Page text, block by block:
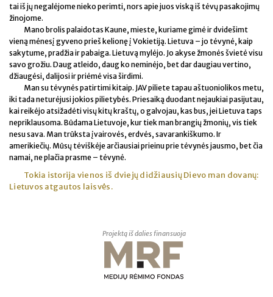
tai iš jų negalėjome nieko perimti, nors apie juos viską iš tėvų pasakojimų
žinojome.
Mano brolis palaidotas Kaune, mieste, kuriame gimė ir dvidešimt
vieną mėnesį gyveno prieš kelionę į Vokietiją. Lietuva – jo tėvynė, kaip
sakytume, pradžia ir pabaiga. Lietuvą mylėjo. Jo akyse žmonės švietė visu
savo grožiu. Daug atleido, daug ko neminėjo, bet dar daugiau vertino,
džiaugėsi, dalijosi ir priėmė visa širdimi.
Man su tėvynės patirtimi kitaip. JAV piliete tapau aštuoniolikos metu,
iki tada neturėjusi jokios pilietybės. Priesaiką duodant nejaukiai pasijutau,
kai reikėjo atsižadėti visų kitų kraštų, o galvojau, kas bus, jei Lietuva taps
nepriklausoma. Būdama Lietuvoje, kur tiek man brangių žmonių, vis tiek
nesu sava. Man trūksta įvairovės, erdvės, savarankiškumo. Ir
amerikiečių. Mūsų tėviškėje arčiausiai prieinu prie tėvynės jausmo, bet čia
namai, ne plačia prasme – tėvynė.
Tokia istorija vienos iš dviejų didžiausių Dievo man dovanų:
Lietuvos atgautos laisvės.
Projektą iš dalies finansuoja